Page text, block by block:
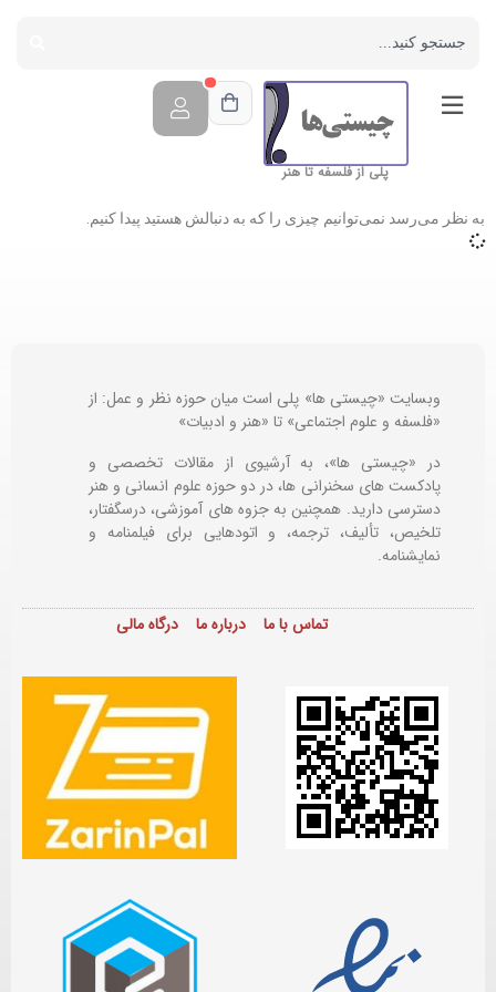
پلی از فلسفه تا هنر
به نظر می‌رسد نمی‌توانیم چیزی را که به دنبالش هستید پیدا کنیم.
وبسایت «چیستی ها» پلی است میان حوزه نظر و عمل: از
«فلسفه و علوم اجتماعی» تا «هنر و ادبیات»
در «چیستی ها»، به آرشیوی از مقالات تخصصی و
پادکست های سخنرانی ها، در دو حوزه علوم انسانی و هنر
دسترسی دارید. همچنین به جزوه های آموزشی، درسگفتار،
تلخیص، تألیف، ترجمه، و اتودهایی برایفیلمنامه و
نمایشنامه.
تماس با ما درباره ما درگاه مالی